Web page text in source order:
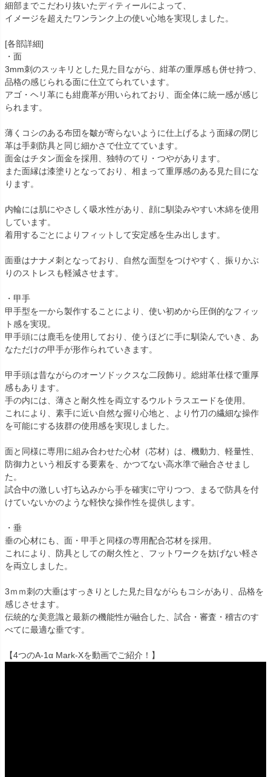
細部までこだわり抜いたディティールによって、
イメージを超えたワンランク上の使い心地を実現しました。
[各部詳細]
・面
3mm刺のスッキリとした見た目ながら、紺革の重厚感も併せ持つ、
品格の感じられる面に仕立てられています。
アゴ・ヘリ革にも紺鹿革が用いられており、面全体に統一感が感じ
られます。
薄くコシのある布団を皺が寄らないように仕上げるよう面縁の閉じ
革は手刺防具と同じ細かさで仕立てています。
面金はチタン面金を採用、独特のてり・つやがあります。
また面縁は漆塗りとなっており、相まって重厚感のある見た目にな
ります。
内輪には肌にやさしく吸水性があり、顔に馴染みやすい木綿を使用
しています。
着用するごとによりフィットして安定感を生み出します。
面垂はナナメ刺となっており、自然な面型をつけやすく、振りかぶ
りのストレスも軽減させます。
・甲手
甲手型を一から製作することにより、使い初めから圧倒的なフィッ
ト感を実現。
甲手頭には鹿毛を使用しており、使うほどに手に馴染んでいき、あ
なただけの甲手が形作られていきます。
甲手頭は昔ながらのオーソドックスな二段飾り。総紺革仕様で重厚
感もあります。
手の内には、薄さと耐久性を両立するウルトラスエードを使用。
これにより、素手に近い自然な握り心地と、より竹刀の繊細な操作
を可能にする抜群の使用感を実現しました。
面と同様に専用に組み合わせた心材（芯材）は、機動力、軽量性、
防御力という相反する要素を、かつてない高水準で融合させまし
た。
試合中の激しい打ち込みから手を確実に守りつつ、まるで防具を付
けていないかのような軽快な操作性を提供します。
・垂
垂の心材にも、面・甲手と同様の専用配合芯材を採用。
これにより、防具としての耐久性と、フットワークを妨げない軽さ
を両立しました。
3ｍｍ刺の大垂はすっきりとした見た目ながらもコシがあり、品格を
感じさせます。
伝統的な美意識と最新の機能性が融合した、試合・審査・稽古のす
べてに最適な垂です。
【4つのA-1α Mark-Xを動画でご紹介！】